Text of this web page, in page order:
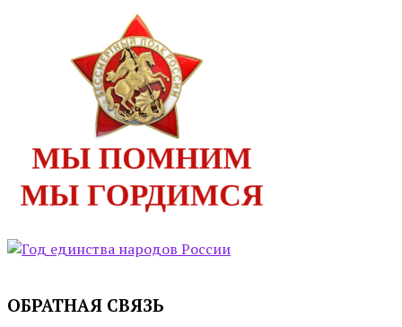
ОБРАТНАЯ СВЯЗЬ